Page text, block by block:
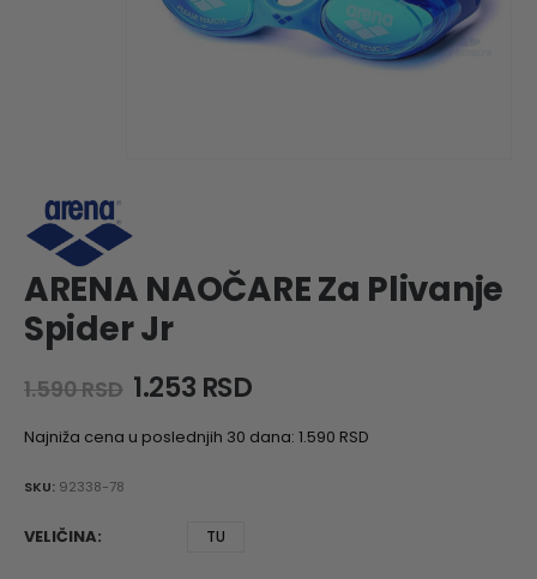
ARENA NAOČARE Za Plivanje
Spider Jr
1.590RSD Original
was:
1.253 RSDCurrent
is:
Najniža cena u poslednjih 30 dana: 1.590 RSD
SKU: 92338-78
VELIČINA TU